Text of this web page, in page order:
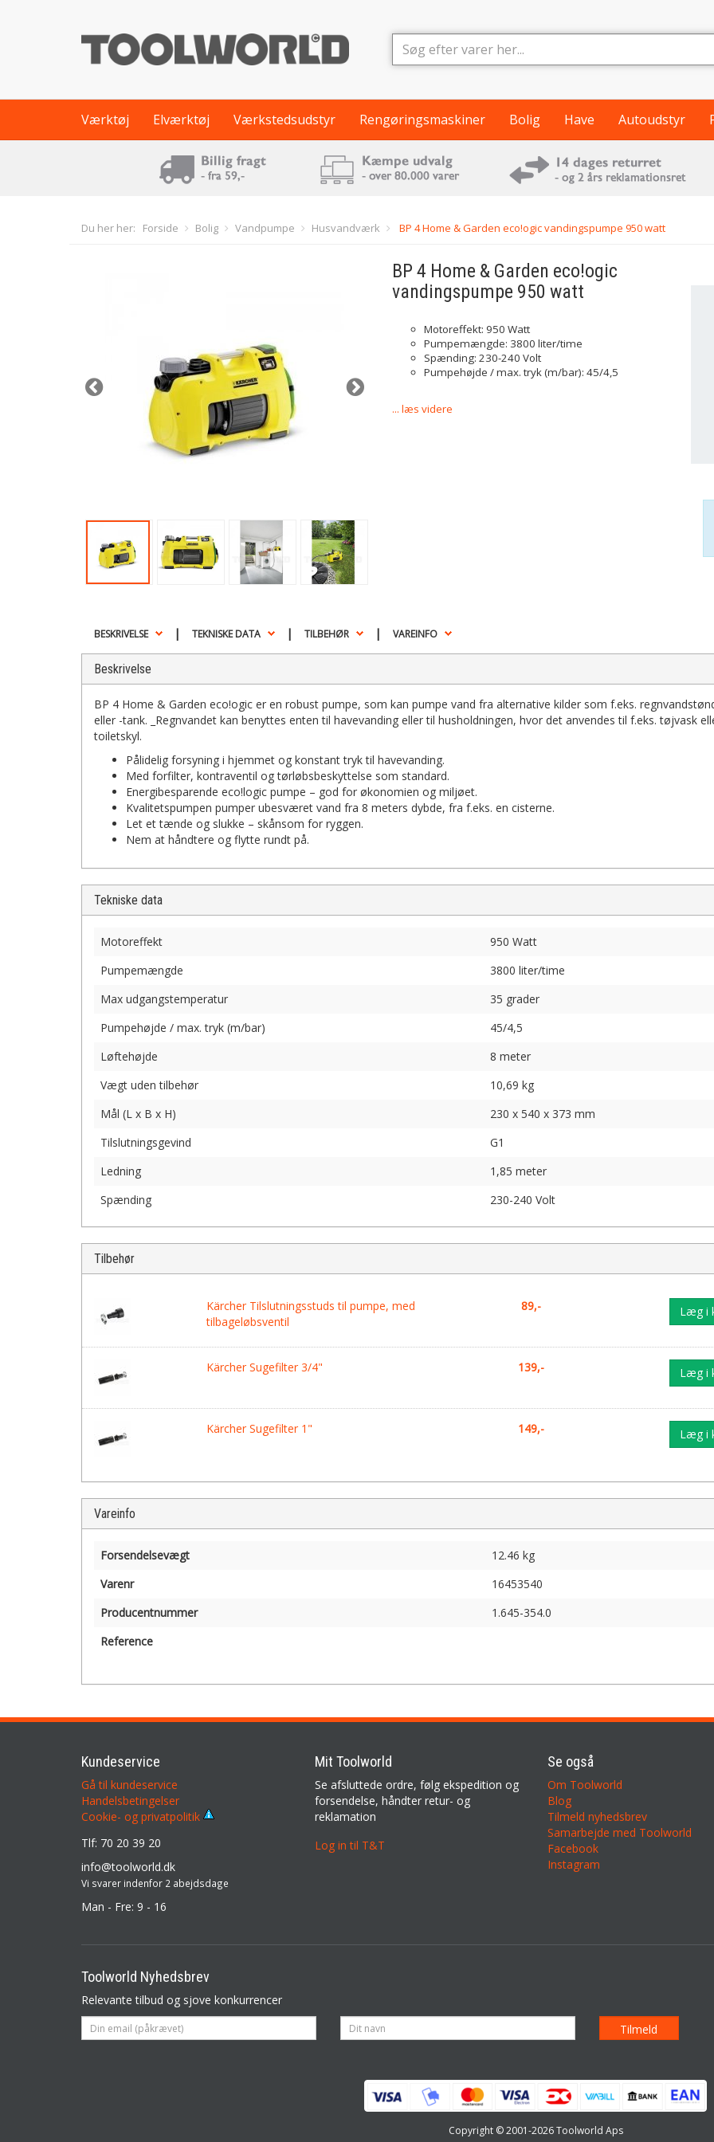
Værktøj Elværktøj Værkstedsudstyr Rengøringsmaskiner Bolig Have Autoudstyr
Du her her: Forside Bolig Vandpumpe Husvandværk BP 4 Home & Garden eco!ogic vandingspumpe 950 watt
BP 4 Home & Garden eco!ogic
vandingspumpe 950 watt
Motoreffekt: 950 Watt
Pumpemængde: 3800 liter/time
Spænding: 230-240 Volt
Pumpehøjde / max. tryk (m/bar): 45/4,5
... læs videre
BESKRIVELSE | TEKNISKE DATA | TILBEHØR | VAREINFO
Beskrivelse
BP 4 Home & Garden eco!ogic er en robust pumpe, som kan pumpe vand fra alternative kilder som f.eks.
eller -tank. _Regnvandet kan benyttes enten til havevanding eller til husholdningen, hvor det anvendes til f.eks. tøjvask
toiletskyl.
Pålidelig forsyning i hjemmet og konstant tryk til havevanding.
Med forfilter, kontraventil og tørløbsbeskyttelse som standard.
Energibesparende eco!logic pumpe – god for økonomien og miljøet.
Kvalitetspumpen pumper ubesværet vand fra 8 meters dybde, fra f.eks. en cisterne.
Let et tænde og slukke – skånsom for ryggen.
Nem at håndtere og flytte rundt på.
Tekniske data
Motoreffekt
950 Watt
Pumpemængde
3800 liter/time
Max udgangstemperatur
35 grader
Pumpehøjde / max. tryk (m/bar)
45/4,5
Løftehøjde
8 meter
Vægt uden tilbehør
10,69 kg
Mål (L x B x H)
230 x 540 x 373 mm
Tilslutningsgevind
G1
Ledning
1,85 meter
Spænding
230-240 Volt
Tilbehør
Kärcher Tilslutningsstuds til pumpe, med
tilbageløbsventil
89,- Læg i
Kärcher Sugefilter 3/4" 139,- Læg i
Kärcher Sugefilter 1" 149,- Læg i
Vareinfo
Forsendelsevægt
12.46 kg
Varenr
16453540
Producentnummer
1.645-354.0
Reference
Kundeservice
Gå til kundeservice
Handelsbetingelser
Cookie- og privatpolitik
Tlf: 70 20 39 20
info@toolworld.dk
Vi svarer indenfor 2 abejdsdage
Man - Fre: 9 - 16
Mit Toolworld
Se afsluttede ordre, følg ekspedition og
forsendelse, håndter retur- og
reklamation
Log in til T&T
Se også
Om Toolworld
Blog
Tilmeld nyhedsbrev
Samarbejde med Toolworld
Facebook
Instagram
Toolworld Nyhedsbrev
Relevante tilbud og sjove konkurrencer
Copyright © 2001-2026 Toolworld Aps